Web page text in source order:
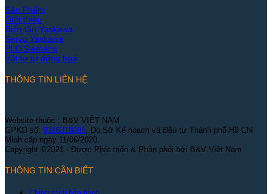
Sản Phẩm
Giới thiệu
Biến tần Yaskawa
Servo Yaskawa
PLC Siemens
Vật tư tự động hoá
THÔNG TIN LIÊN HỆ
Website thuộc : B&V VIỆT NAM
GPKD số: 0316318085, Do Sở Kế hoạch và Đầu tư Thành phố Hồ Chí
Minh cấp ngày 11/06/2020.
Copyright ©2021 - Được Phát triển & Phân phối bởi B&V Việt Nam
THÔNG TIN CẦN BIẾT